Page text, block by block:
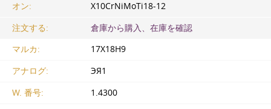
オン:
X10CrNiMoTi18-12
注文する:
倉庫から購入、在庫を確認
マルカ:
17Х18Н9
アナログ:
ЭЯ1
W. 番号:
1.4300